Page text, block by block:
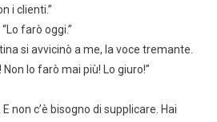
i clienti.”
farò oggi.”
si avvicinò a me, la voce tremante.
lo farò mai più! Lo giuro!”
non c’è bisogno di supplicare. Hai